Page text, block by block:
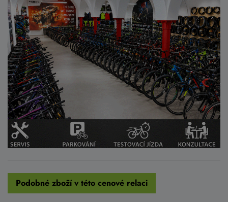
Podobné zboží v této cenové relaci